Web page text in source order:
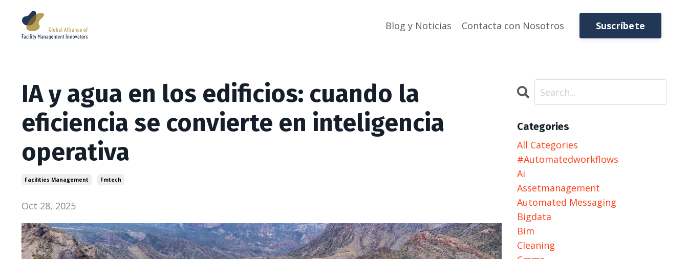
Blog y Noticias Contacta con Nosotros Suscríbete
IA y agua en los edificios: cuando la
eficiencia se convierte en inteligencia
operativa
Facilities Management Fmtech
Oct 28, 2025
Categories
All Categories
#automatedworkflows
Ai
Assetmanagement
Automated Messaging
Bigdata
Bim
Cleaning